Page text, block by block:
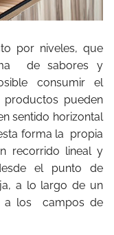
por niveles, que
de sabores y
consumir el
pueden
sentido horizontal
forma la propia
recorrido lineal y
el punto de
a lo largo de un
a los campos de